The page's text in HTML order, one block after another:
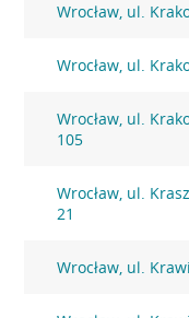
Wrocław, ul.
Wrocław, ul.
Wrocław, ul.
105
Wrocław, ul.
21
Wrocław, ul.